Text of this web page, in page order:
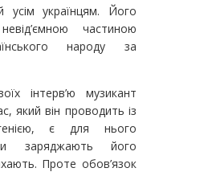
усім українцям. Його
частиною
народу за
інтерв’ю музикант
який він проводить із
є для нього
заряджають його
Проте обов’язок